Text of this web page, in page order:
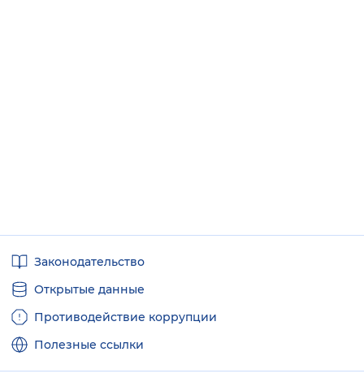
ссылкиЗаконодательство
Открытые данные
Противодействие коррупции
Полезные ссылки